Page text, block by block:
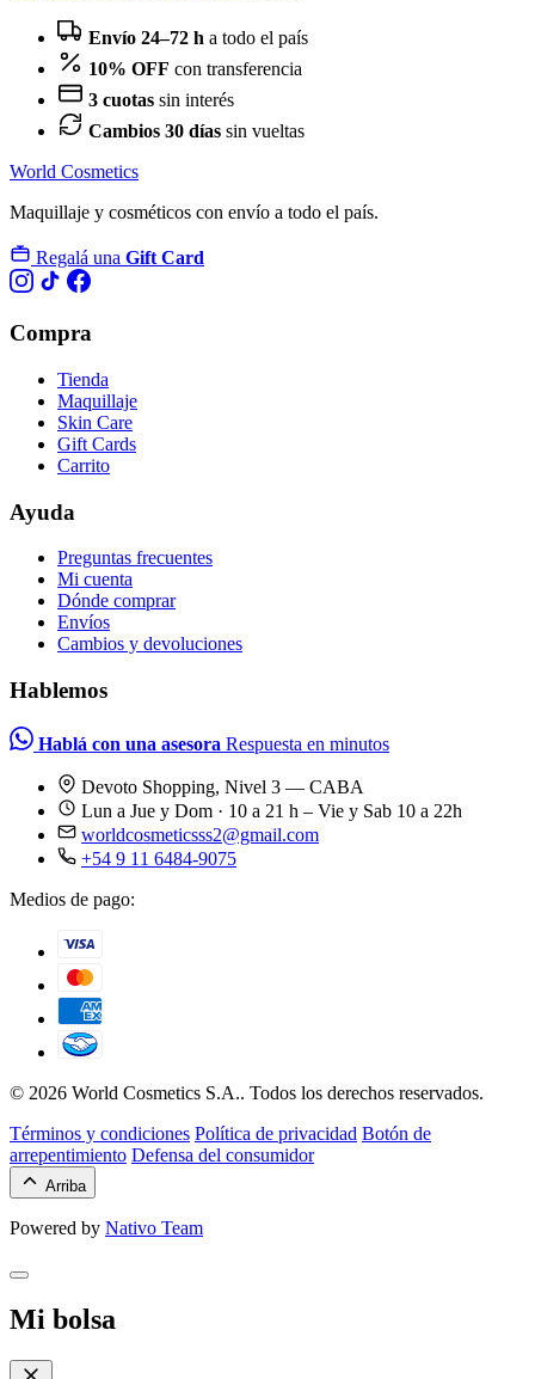
Envío 24–72 h a todo el país
10% OFF con transferencia
3 cuotas sin interés
Cambios 30 días sin vueltas
World Cosmetics
Maquillaje y cosméticos con envío a todo el país.
Regalá una Gift Card
Compra
Tienda
Maquillaje
Skin Care
Gift Cards
Carrito
Ayuda
Preguntas frecuentes
Mi cuenta
Dónde comprar
Envíos
Cambios y devoluciones
Hablemos
Hablá con una asesora Respuesta en minutos
Devoto Shopping, Nivel 3 — CABA
Lun a Jue y Dom · 10 a 21 h – Vie y Sab 10 a 22h
worldcosmeticsss2@gmail.com
+54 9 11 6484-9075
Medios de pago:
© 2026 World Cosmetics S.A.. Todos los derechos reservados.
Términos y condiciones Política de privacidad Botón de
arrepentimiento Defensa del consumidor
Arriba
Powered by Nativo Team
Mi bolsa